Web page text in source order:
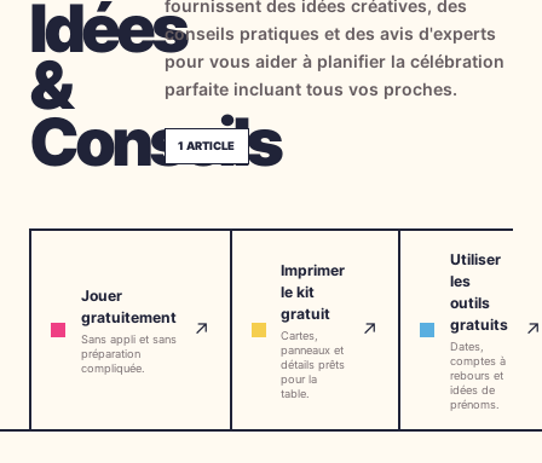
Thèmes
Connexion
🇺🇸EN 🇫🇷FR
Idées
&
Conseils
fournissent des idées créatives, des
conseils pratiques et des avis d'experts
pour vous aider à planifier la célébration
parfaite incluant tous vos proches.
1 ARTICLE
Jouer
gratuitement
Sans appli et sans
préparation
compliquée.
↗
Imprimer
le kit
gratuit
Cartes,
panneaux et
détails prêts
pour la
table.
↗
Utiliser
les
outils
gratuits
Dates,
comptes à
rebours et
idées de
prénoms.
↗